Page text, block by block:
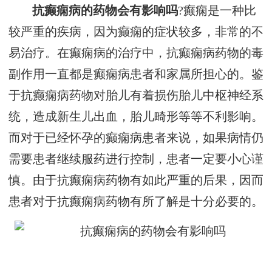
抗癫痫病的药物会有影响吗?癫痫是一种比
较严重的疾病，因为癫痫的症状较多，非常的不
易治疗。在癫痫病的治疗中，抗癫痫病药物的毒
副作用一直都是癫痫病患者和家属所担心的。鉴
于抗癫痫病药物对胎儿有着损伤胎儿中枢神经系
统，造成新生儿出血，胎儿畸形等等不利影响。
而对于已经怀孕的癫痫病患者来说，如果病情仍
需要患者继续服药进行控制，患者一定要小心谨
慎。由于抗癫痫病药物有如此严重的后果，因而
患者对于抗癫痫病药物有所了解是十分必要的。